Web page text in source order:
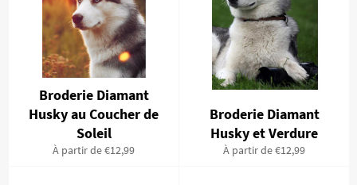
Broderie Diamant
Husky au Coucher de
Soleil
À partir de €12,99
Broderie Diamant
Husky et Verdure
À partir de €12,99